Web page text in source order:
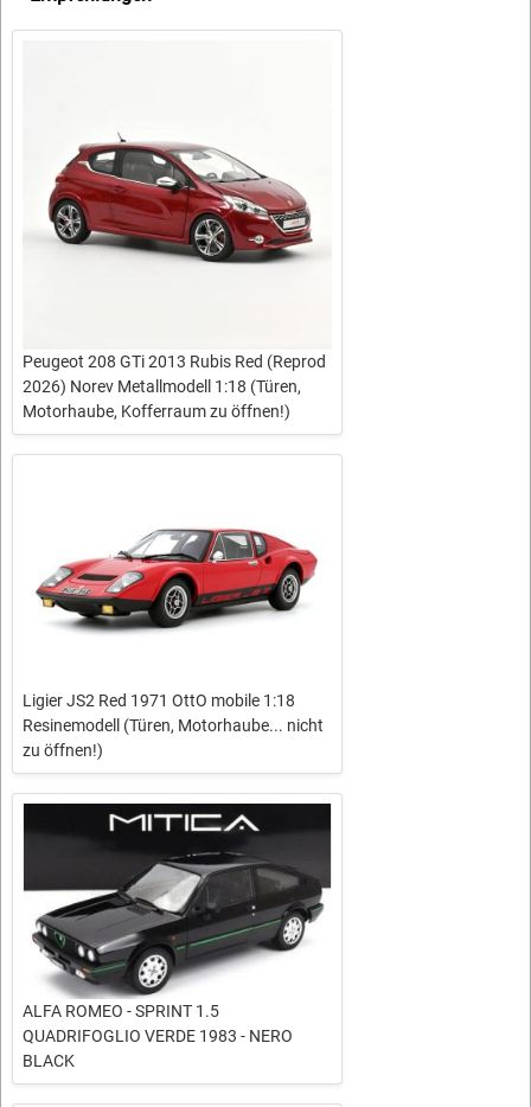
Peugeot 208 GTi 2013 Rubis Red (Reprod
2026) Norev Metallmodell 1:18 (Türen,
Motorhaube, Kofferraum zu öffnen!)
Ligier JS2 Red 1971 OttO mobile 1:18
Resinemodell (Türen, Motorhaube... nicht
zu öffnen!)
ALFA ROMEO - SPRINT 1.5
QUADRIFOGLIO VERDE 1983 - NERO
BLACK